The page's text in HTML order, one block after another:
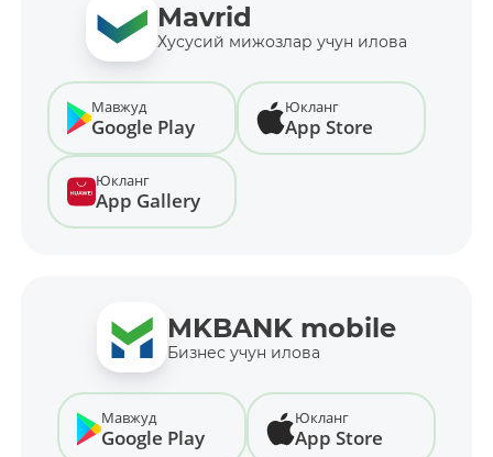
Mavrid
Хусусий мижозлар учун илова
Мавжуд
Google Play
Юкланг
App Store
Юкланг
App Gallery
MKBANK mobile
Бизнес учун илова
Мавжуд
Google Play
Юкланг
App Store